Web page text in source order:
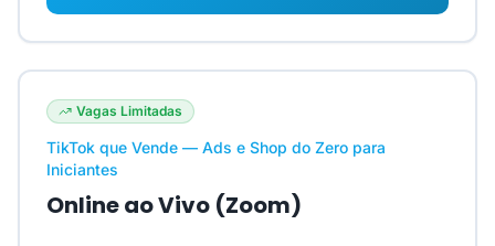
Vagas Limitadas
TikTok que Vende — Ads e Shop do Zero para
Iniciantes
Online ao Vivo (Zoom)